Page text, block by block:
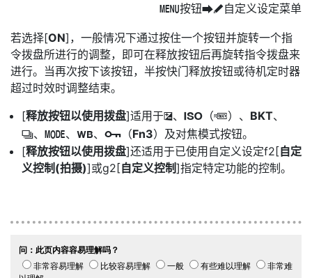
G按钮UA自定义设定菜单
若选择[ON]，一般情况下通过按住一个按钮并旋转一个指
令拨盘所进行的调整，即可在释放按钮后再旋转指令拨盘来
进行。当再次按下该按钮，半按快门释放按钮或待机定时器
超过时效时调整结束。
[释放按钮以使用拨盘]适用于E 、 S （Q）、 BKT、
c、 I、 U、 g （Fn3）及对焦模式按钮。
[释放按钮以使用拨盘]还适用于已使用自定义设定f2[自定
义控制(拍摄)]或g2[自定义控制]指定特定功能的控制。